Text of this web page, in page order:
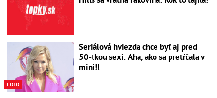
FOTO
Seriálová hviezda chce byť aj pred
50-tkou sexi: Aha, ako sa pretŕčala v
mini!!